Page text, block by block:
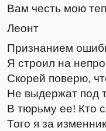
Вам честь мою
Леонт
Признанием
Я строил на
Скорей поверю,
Не выдержат под
В тюрьму ее! Кто
Того я за